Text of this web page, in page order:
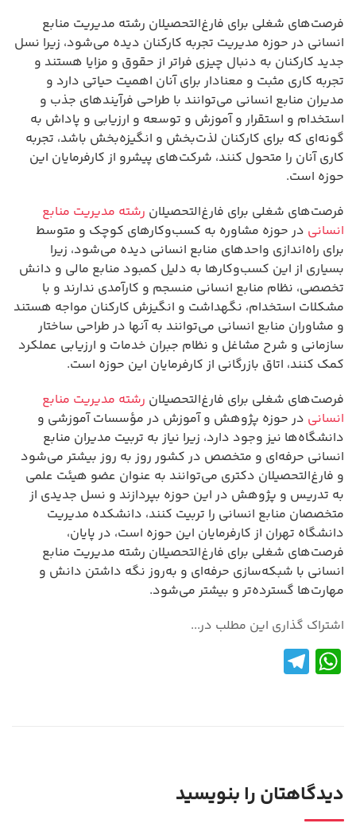
فرصت‌های شغلی برای فارغ‌التحصیلان رشته مدیریت منابع
انسانی در حوزه مدیریت تجربه کارکنان دیده می‌شود، زیرا نسل
جدید کارکنان به دنبال چیزی فراتر از حقوق و مزایا هستند و
تجربه کاری مثبت و معنادار برای آنان اهمیت حیاتی دارد و
مدیران منابع انسانی می‌توانند با طراحی فرآیندهای جذب و
استخدام و استقرار و آموزش و توسعه و ارزیابی و پاداش به
گونه‌ای که برای کارکنان لذت‌بخش و انگیزه‌بخش باشد، تجربه
کاری آنان را متحول کنند، شرکت‌های پیشرو از کارفرمایان این
حوزه است.
فرصت‌های شغلی برای فارغ‌التحصیلان رشته مدیریت منابع
انسانی در حوزه مشاوره به کسب‌وکارهای کوچک و متوسط
برای راه‌اندازی واحدهای منابع انسانی دیده می‌شود، زیرا
بسیاری از این کسب‌وکارها به دلیل کمبود منابع مالی و دانش
تخصصی، نظام منابع انسانی منسجم و کارآمدی ندارند و با
مشکلات استخدام، نگهداشت و انگیزش کارکنان مواجه هستند
و مشاوران منابع انسانی می‌توانند به آنها در طراحی ساختار
سازمانی و شرح مشاغل و نظام جبران خدمات و ارزیابی عملکرد
کمک کنند، اتاق بازرگانی از کارفرمایان این حوزه است.
فرصت‌های شغلی برای فارغ‌التحصیلان رشته مدیریت منابع
انسانی در حوزه پژوهش و آموزش در مؤسسات آموزشی و
دانشگاه‌ها نیز وجود دارد، زیرا نیاز به تربیت مدیران منابع
انسانی حرفه‌ای و متخصص در کشور روز به روز بیشتر می‌شود
و فارغ‌التحصیلان دکتری می‌توانند به عنوان عضو هیئت علمی
به تدریس و پژوهش در این حوزه بپردازند و نسل جدیدی از
متخصصان منابع انسانی را تربیت کنند، دانشکده مدیریت
دانشگاه تهران از کارفرمایان این حوزه است، در پایان،
فرصت‌های شغلی برای فارغ‌التحصیلان رشته مدیریت منابع
انسانی با شبکه‌سازی حرفه‌ای و به‌روز نگه داشتن دانش و
مهارت‌ها گسترده‌تر و بیشتر می‌شود.
اشتراک گذاری این مطلب در...
W
h
p
p
دیدگاهتان را بنویسید